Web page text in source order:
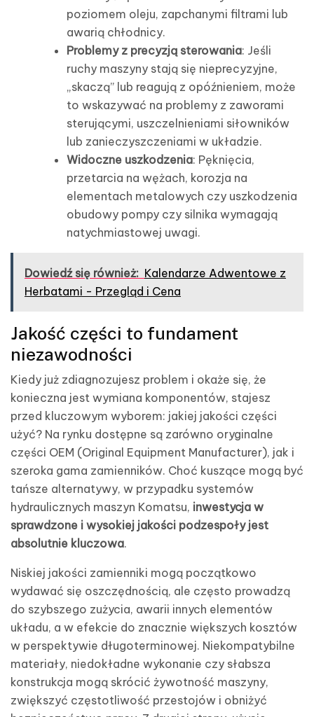
poziomem oleju, zapchanymi filtrami lub
awarią chłodnicy.
Problemy z precyzją sterowania: Jeśli
ruchy maszyny stają się nieprecyzyjne,
„skaczą” lub reagują z opóźnieniem, może
to wskazywać na problemy z zaworami
sterującymi, uszczelnieniami siłowników
lub zanieczyszczeniami w układzie.
Widoczne uszkodzenia: Pęknięcia,
przetarcia na wężach, korozja na
elementach metalowych czy uszkodzenia
obudowy pompy czy silnika wymagają
natychmiastowej uwagi.
Dowiedź się również: Kalendarze Adwentowe z
Herbatami - Przegląd i Cena
Jakość części to fundament
niezawodności
Kiedy już zdiagnozujesz problem i okaże się, że
konieczna jest wymiana komponentów, stajesz
przed kluczowym wyborem: jakiej jakości części
użyć? Na rynku dostępne są zarówno oryginalne
części OEM (Original Equipment Manufacturer), jak i
szeroka gama zamienników. Choć kuszące mogą być
tańsze alternatywy, w przypadku systemów
hydraulicznych maszyn Komatsu, inwestycja w
sprawdzone i wysokiej jakości podzespoły jest
absolutnie kluczowa.
Niskiej jakości zamienniki mogą początkowo
wydawać się oszczędnością, ale często prowadzą
do szybszego zużycia, awarii innych elementów
układu, a w efekcie do znacznie większych kosztów
w perspektywie długoterminowej. Niekompatybilne
materiały, niedokładne wykonanie czy słabsza
konstrukcja mogą skrócić żywotność maszyny,
zwiększyć częstotliwość przestojów i obniżyć